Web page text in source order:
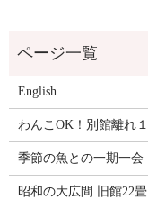
English
わんこOK！別館離れ
季節の魚との一期一会
昭和の大広間 旧館22